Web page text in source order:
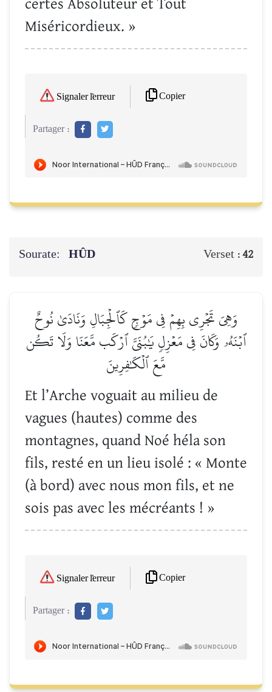
certes Absoluteur et Tout
Miséricordieux. »
Signaler l'erreur Copier
Partager :
Sourate: HÛD Verset :42
وَهِيَ تَجۡرِي بِهِمۡ فِي مَوۡجٖ كَٱلۡجِبَالِ وَنَادَىٰ نُوحٌ
ٱبۡنَهُۥ وَكَانَ فِي مَعۡزِلٖ يَٰبُنَيَّ ٱرۡكَب مَّعَنَا وَلَا تَكُن
مَّعَ ٱلۡكَٰفِرِينَ
Et l’Arche voguait au milieu de
vagues (hautes) comme des
montagnes, quand Noé héla son
fils, resté en un lieu isolé : « Monte
(à bord) avec nous mon fils, et ne
sois pas avec les mécréants ! »
Signaler l'erreur Copier
Partager :